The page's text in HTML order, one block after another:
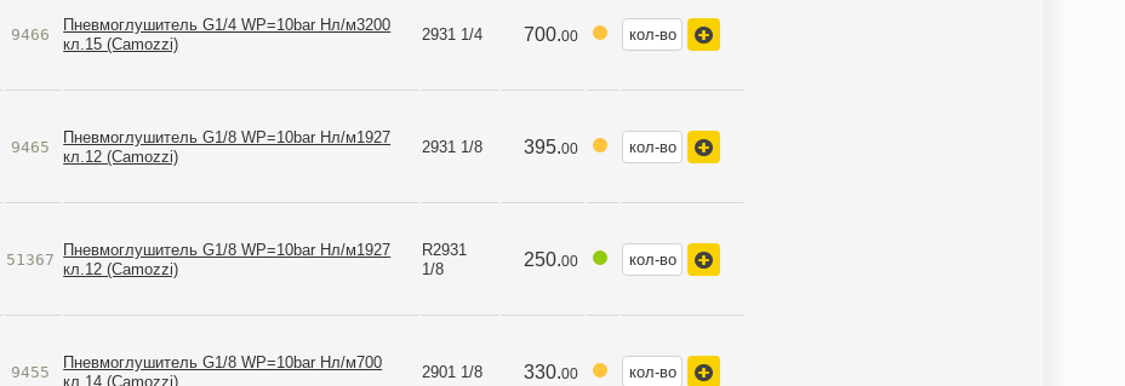
9466
Пневмоглушитель G1/4 WP=10bar Нл/м3200
кл.15 (Camozzi)
2931 1/4 700.00
9465
Пневмоглушитель G1/8 WP=10bar Нл/м1927
кл.12 (Camozzi)
2931 1/8 395.00
51367
Пневмоглушитель G1/8 WP=10bar Нл/м1927
кл.12 (Camozzi)
R2931
1/8
250.00
9455
Пневмоглушитель G1/8 WP=10bar Нл/м700
кл.14 (Camozzi)
2901 1/8 330.00